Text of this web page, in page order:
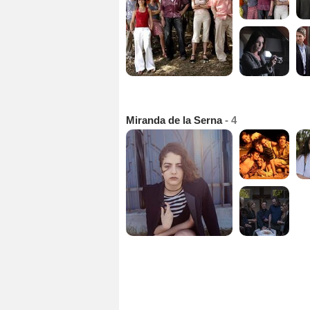
Miranda de la Serna- 4